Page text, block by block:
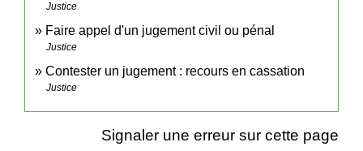
Justice
Faire appel d'un jugement civil ou pénal
Justice
Contester un jugement : recours en cassation
Justice
Signaler une erreur sur cette page